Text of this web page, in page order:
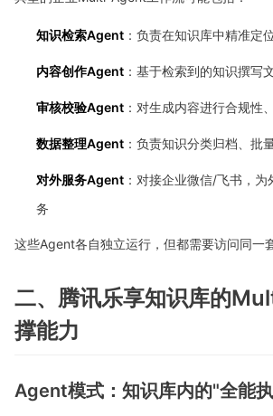
知识检索Agent ：负责在知识库中精准定
内容创作Agent ：基于检索到的知识撰写
审核校验Agent ：对生成内容进行合规性
数据整理Agent ：负责知识分类归档、批
对外服务Agent ：对接企业微信/飞书，
务
这些Agent各自独立运行，但都需要访问同一
二、腾讯乐享知识库的
撑能力
Agent模式：知识库内的"全能